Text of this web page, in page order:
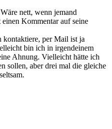
nett, wenn jemand
Kommentar auf seine
per Mail ist ja
bin ich in irgendeinem
Ahnung. Vielleicht hätte ich
sollen, aber drei mal die gleiche